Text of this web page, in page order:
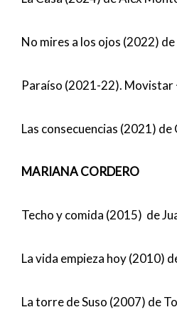
No mires a los ojos (2022)
Paraíso (2021-22). Movistar
Las consecuencias (2021)
MARIANA CORDERO
Techo y comida (2015) de
La vida empieza hoy (2010)
La torre de Suso (2007) de